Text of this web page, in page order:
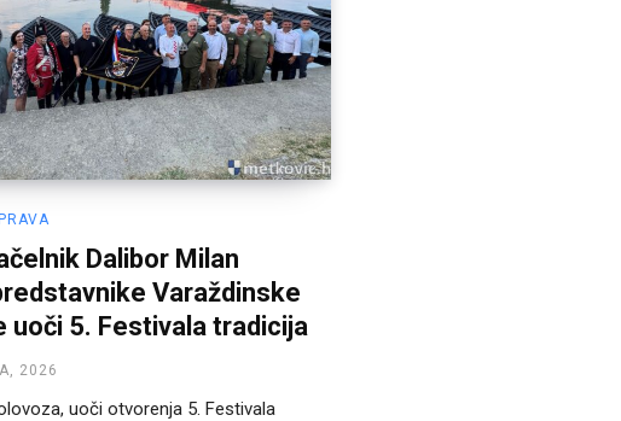
Dalibor Milan
Varaždinske
uoči 5. Festivala tradicija
2026
uoči otvorenja 5. Festivala